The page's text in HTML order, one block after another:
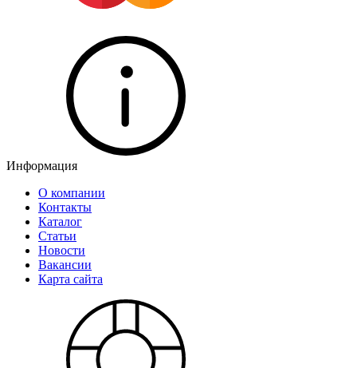
Информация
О компании
Контакты
Каталог
Статьи
Новости
Вакансии
Карта сайта